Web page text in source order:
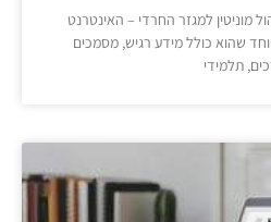
מוניטין למגזר החרדי – האינטרנט
שהוא כולל מידע רגיש, מסמכים
תלמידי